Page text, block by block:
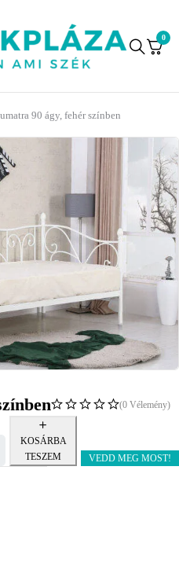
0
90 ágy, fehér színben
(0 Vélemény)
KOSÁRBA
TESZEM
VEDD MEG MOST!